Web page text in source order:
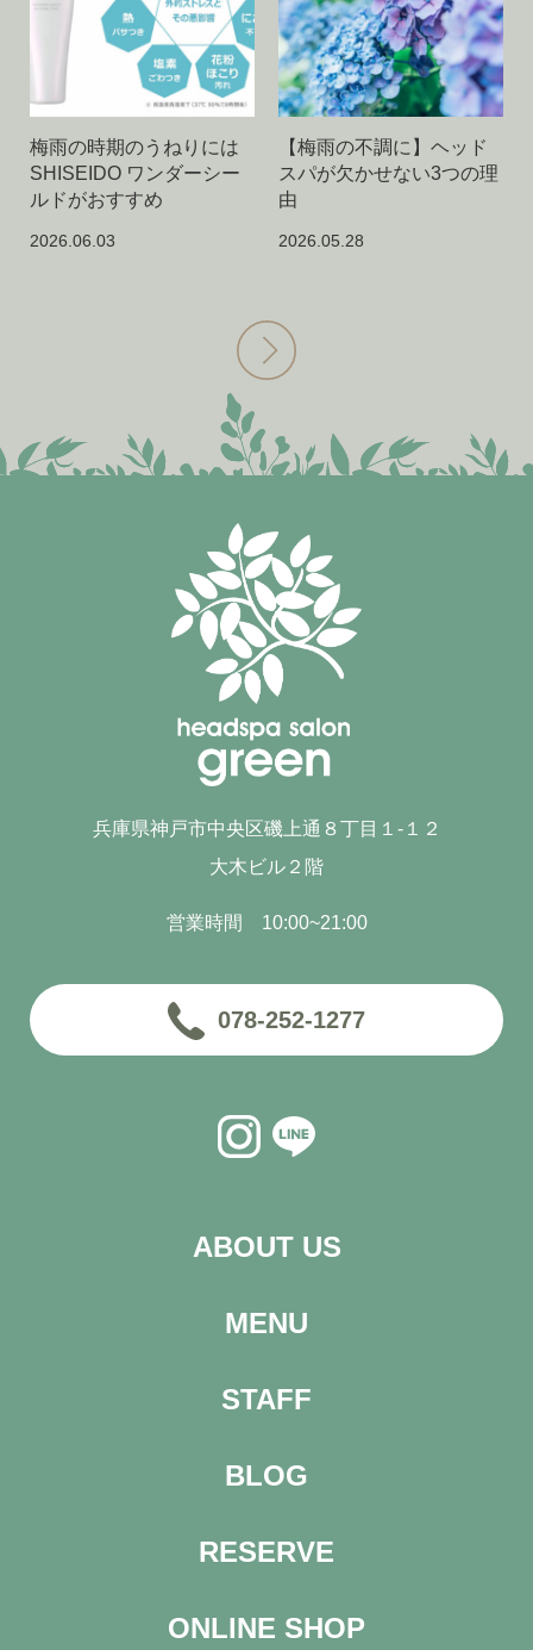
梅雨の時期のうねりには
SHISEIDO ワンダーシー
ルドがおすすめ
2026.06.03
【梅雨の不調に】ヘッド
スパが欠かせない3つの理
由
2026.05.28
兵庫県神戸市中央区磯上通８丁目１-１２
大木ビル２階
営業時間 10:00~21:00
078-252-1277
ABOUT US
MENU
STAFF
BLOG
RESERVE
ONLINE SHOP